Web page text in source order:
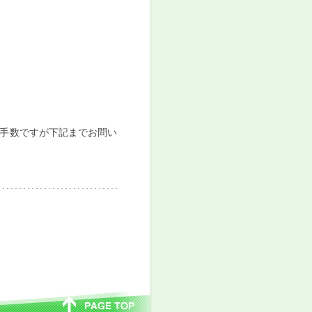
数ですが下記までお問い